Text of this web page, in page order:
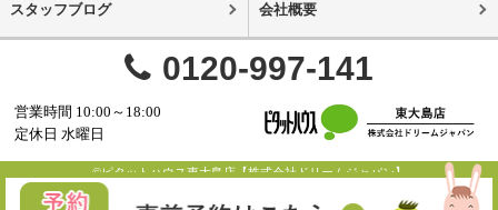
スタッフブログ 会社概要
0120-997-141
営業時間 10:00～18:00
定休日 水曜日
©ピタットハウス東大島店【株式会社ドリームジャパン】